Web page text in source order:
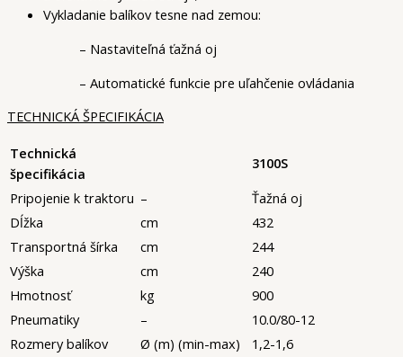
Vykladanie balíkov tesne nad zemou:
– Nastaviteľná ťažná oj
– Automatické funkcie pre uľahčenie ovládania
TECHNICKÁ ŠPECIFIKÁCIA
Technická
špecifikácia
3100S
Pripojenie k traktoru –
Ťažná oj
Dĺžka
cm
432
Transportná šírka
cm
244
Výška
cm
240
Hmotnosť
kg
900
Pneumatiky
–
10.0/80-12
Rozmery balíkov
Ø (m) (min-max)
1,2-1,6